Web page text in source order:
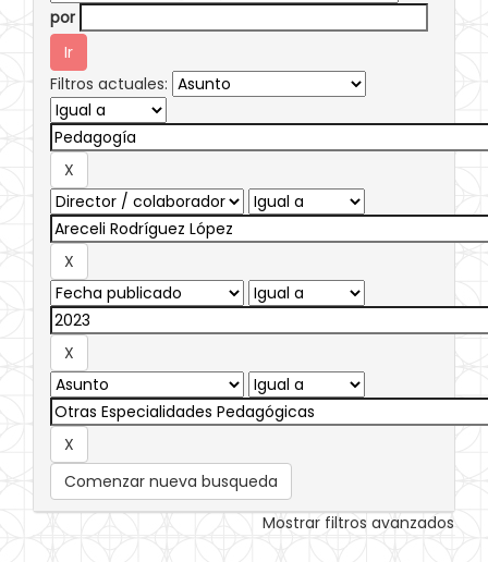
por
Filtros actuales:
Comenzar nueva busqueda
Mostrar filtros avanzados